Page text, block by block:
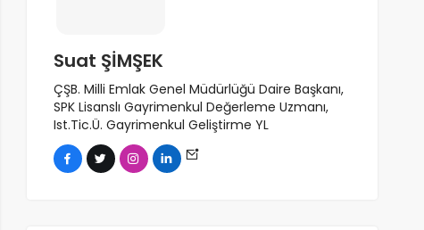
Suat ŞİMŞEK
ÇŞB. Milli Emlak Genel Müdürlüğü Daire Başkanı,
SPK Lisanslı Gayrimenkul Değerleme Uzmanı,
Ist.Tic.Ü. Gayrimenkul Geliştirme YL